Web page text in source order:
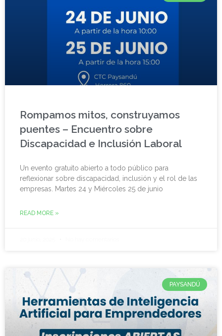
Rompamos mitos, construyamos
puentes – Encuentro sobre
Discapacidad e Inclusión Laboral
Un evento gratuito abierto a todo público para
reflexionar sobre discapacidad, inclusión y el rol de las
empresas. Martes 24 y Miércoles 25 de junio
READ MORE »
PAYSANDÚ